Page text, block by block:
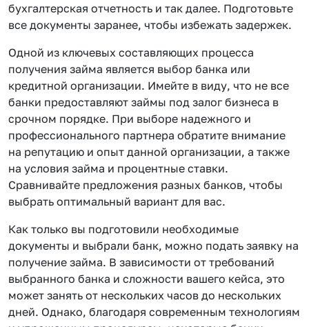
бухгалтерская отчетность и так далее. Подготовьте
все документы заранее, чтобы избежать задержек.
Одной из ключевых составляющих процесса
получения займа является выбор банка или
кредитной организации. Имейте в виду, что не все
банки предоставляют займы под залог бизнеса в
срочном порядке. При выборе надежного и
профессионального партнера обратите внимание
на репутацию и опыт данной организации, а также
на условия займа и процентные ставки.
Сравнивайте предложения разных банков, чтобы
выбрать оптимальный вариант для вас.
Как только вы подготовили необходимые
документы и выбрали банк, можно подать заявку на
получение займа. В зависимости от требований
выбранного банка и сложности вашего кейса, это
может занять от нескольких часов до нескольких
дней. Однако, благодаря современным технологиям